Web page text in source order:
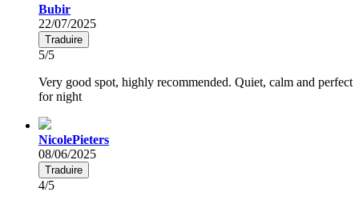
Bubir
22/07/2025
Traduire
5/5
Very good spot, highly recommended. Quiet, calm and perfect
for night
NicolePieters
08/06/2025
Traduire
4/5